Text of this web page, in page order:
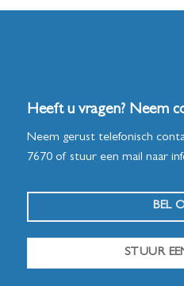
Heeft u vragen? Neem
Neem gerust telefonisch
7670of stuur een mail naar
BEL
STUUR